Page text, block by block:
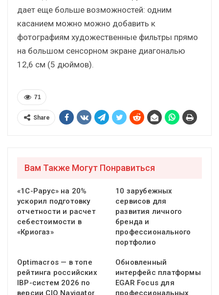
дает еще больше возможностей: одним
касанием можно можно добавить к
фотографиям художественные фильтры прямо
на большом сенсорном экране диагональю
12,6 см (5 дюймов).
71
Share
Вам Также Могут Понравиться
«1С-Рарус» на 20%
ускорил подготовку
отчетности и расчет
себестоимости в
«Криогаз»
10 зарубежных
сервисов для
развития личного
бренда и
профессионального
портфолио
Optimacros — в топе
рейтинга российских
IBP-систем 2026 по
версии CIO Navigator
Обновленный
интерфейс платформы
EGAR Focus для
профессиональных